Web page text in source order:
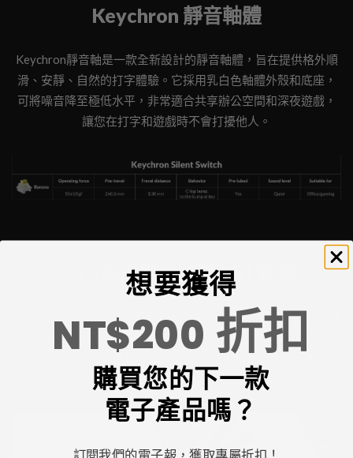
Keychron 靜音軸體
Keychron靜音軸是一款全新設計的靜音軸體，旨在提供格外順
滑、安靜、自然的打字體驗。它採用乳白色軸體外殼和底座，
可將噪音降至極低水平，非常適合共享辦公空間和深夜遊戲，
讓您在打字和遊戲時不會打擾他人。
OSA高度雙色注塑PBT鍵帽
為了進一步優化您的打字體驗，K10 Max ZMK配備了我們獨特
的OSA高度（帶有球面角的OEM高度）和雙色PBT鍵帽，旨在
提供更舒適的指尖感覺，並具有出色的耐油性，適合長期使用
在全尺寸佈局上。
想要獲得
NT$200 折扣
購買您的下一款
電子產品嗎？